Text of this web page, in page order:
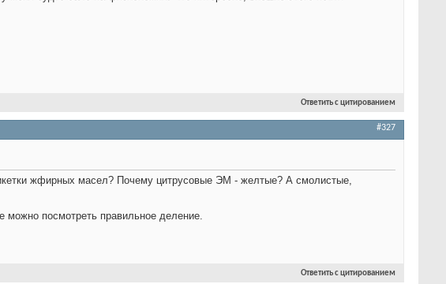
Ответить с цитированием
#327
жфирных масел? Почему цитрусовые ЭМ - желтые? А смолистые,
можно посмотреть правильное деление.
Ответить с цитированием